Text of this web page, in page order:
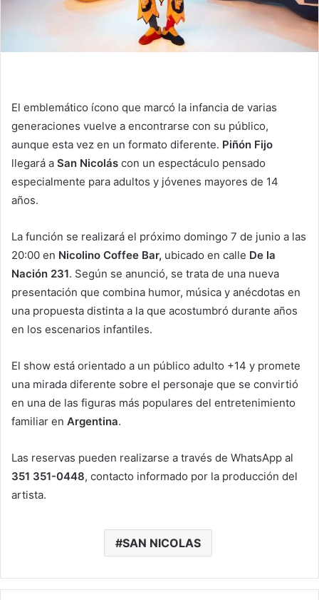
El emblemático ícono que marcó la infancia de varias
generaciones vuelve a encontrarse con su público,
aunque esta vez en un formato diferente. Piñón Fijo
llegará a San Nicolás con un espectáculo pensado
especialmente para adultos y jóvenes mayores de 14
años.
La función se realizará el próximo domingo 7 de junio a las
20:00 en Nicolino Coffee Bar, ubicado en calle De la
Nación 231. Según se anunció, se trata de una nueva
presentación que combina humor, música y anécdotas en
una propuesta distinta a la que acostumbró durante años
en los escenarios infantiles.
El show está orientado a un público adulto +14 y promete
una mirada diferente sobre el personaje que se convirtió
en una de las figuras más populares del entretenimiento
familiar en Argentina.
Las reservas pueden realizarse a través de WhatsApp al
351 351-0448, contacto informado por la producción del
artista.
SAN NICOLAS